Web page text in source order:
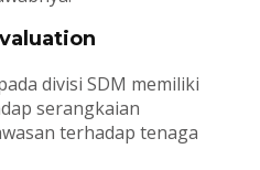
divisi SDM memiliki
serangkaian
terhadap tenaga